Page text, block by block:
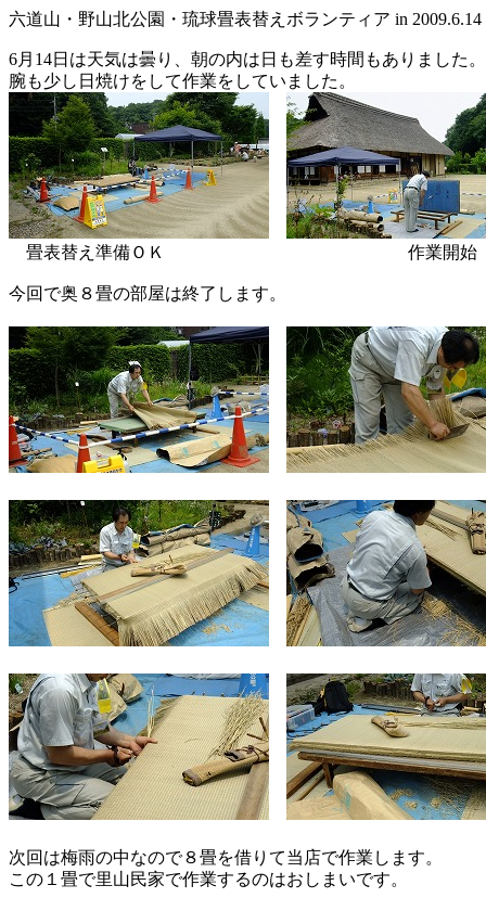
六道山・野山北公園・琉球畳表替えボランティア in 2009.6.14
6月14日は天気は曇り、朝の内は日も差す時間もありました。
腕も少し日焼けをして作業をしていました。
畳表替え準備ＯＫ 作業開始
今回で奥８畳の部屋は終了します。
次回は梅雨の中なので８畳を借りて当店で作業します。
この１畳で里山民家で作業するのはおしまいです。